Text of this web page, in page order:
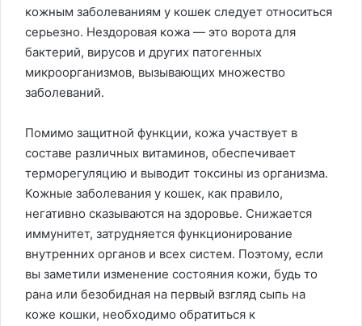
кожным заболеваниям у кошек следует относиться
серьезно. Нездоровая кожа — это ворота для
бактерий, вирусов и других патогенных
микроорганизмов, вызывающих множество
заболеваний.
Помимо защитной функции, кожа участвует в
составе различных витаминов, обеспечивает
терморегуляцию и выводит токсины из организма.
Кожные заболевания у кошек, как правило,
негативно сказываются на здоровье. Снижается
иммунитет, затрудняется функционирование
внутренних органов и всех систем. Поэтому, если
вы заметили изменение состояния кожи, будь то
рана или безобидная на первый взгляд сыпь на
коже кошки, необходимо обратиться к